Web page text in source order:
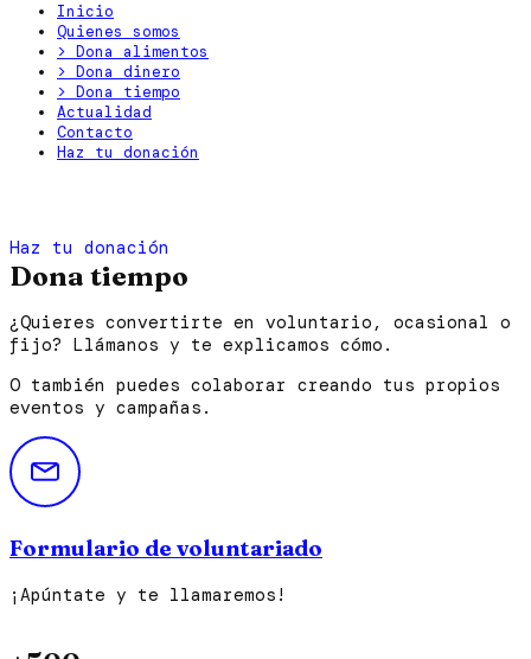
Inicio
Quienes somos
> Dona alimentos
> Dona dinero
> Dona tiempo
Actualidad
Contacto
Haz tu donación
Haz tu donación
Dona tiempo
¿Quieres convertirte en voluntario, ocasional o
fijo? Llámanos y te explicamos cómo.
O también puedes colaborar creando tus propios
eventos y campañas.
Formulario de voluntariado
¡Apúntate y te llamaremos!